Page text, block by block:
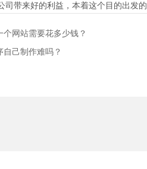
带来好的利益，本着这个目的出发
网站需要花多少钱？
己制作难吗？